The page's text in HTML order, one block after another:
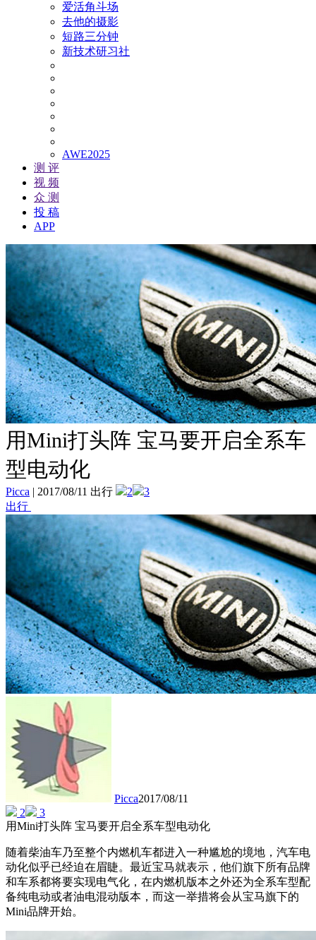
爱活角斗场
去他的摄影
短路三分钟
新技术研习社
AWE2025
测 评
视 频
众 测
投 稿
APP
用Mini打头阵 宝马要开启全系车
型电动化
Picca | 2017/08/11 出行 2
3
出行
Picca2017/08/11
2
3
用Mini打头阵 宝马要开启全系车型电动化
随着柴油车乃至整个内燃机车都进入一种尴尬的境地，汽车电
动化似乎已经迫在眉睫。最近宝马就表示，他们旗下所有品牌
和车系都将要实现电气化，在内燃机版本之外还为全系车型配
备纯电动或者油电混动版本，而这一举措将会从宝马旗下的
Mini品牌开始。